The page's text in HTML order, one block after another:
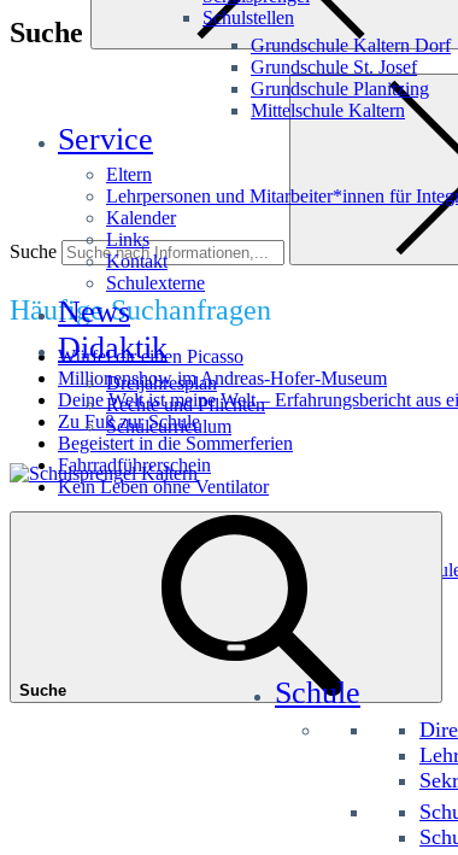
Schulstellen
Grundschule Kaltern Dorf
Grundschule St. Josef
Grundschule Planitzing
Mittelschule Kaltern
Service
Eltern
Lehrpersonen und Mitarbeiter*innen für
Kalender
Links
Kontakt
Schulexterne
News
Didaktik
Dreijahresplan
Rechte und Pflichten
Schulcurriculum
Suche Schule
Suche
Suche
Häufige Suchanfragen
Würfel dir einen Picasso
Millionenshow im Andreas-Hofer-Museum
Deine Welt ist meine Welt – Erfahrungsbericht aus
Zu Fuß zur Schule
Begeistert in die Sommerferien
Fahrradführerschein
Kein Leben ohne Ventilator
Das könnte Sie interessieren
Grundschule Planitzing Grundschule St. Josef